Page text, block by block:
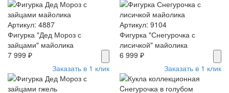
Артикул: 4887
Фигурка "Дед Мороз с
зайцами" майолика
7 999 ₽
Заказать в 1 клик
Артикул: 9104
Фигурка "Снегурочка с
лисичкой" майолика
6 999 ₽
Заказать в 1 клик